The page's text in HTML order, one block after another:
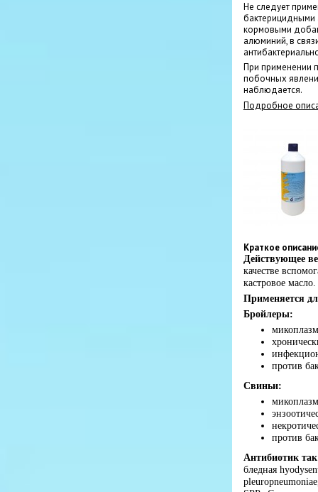
Не следует
бактерицидными
кормовыми
алюминий, в
При применении
побочных
наблюдается.
Подробное
Краткое
Действующее
качестве
кастровое масло.
Применяется
Бройлеры:
против
Свиньи:
против
Антибиотик
бледная